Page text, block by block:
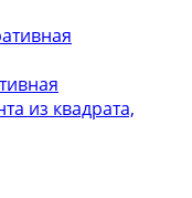
из квадрата,